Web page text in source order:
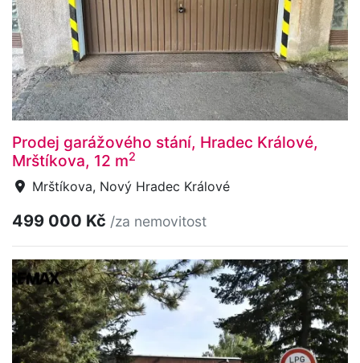
Prodej garážového stání, Hradec Králové,
Mrštíkova, 12 m2
Mrštíkova, Nový Hradec Králové
499 000 Kč /za nemovitost